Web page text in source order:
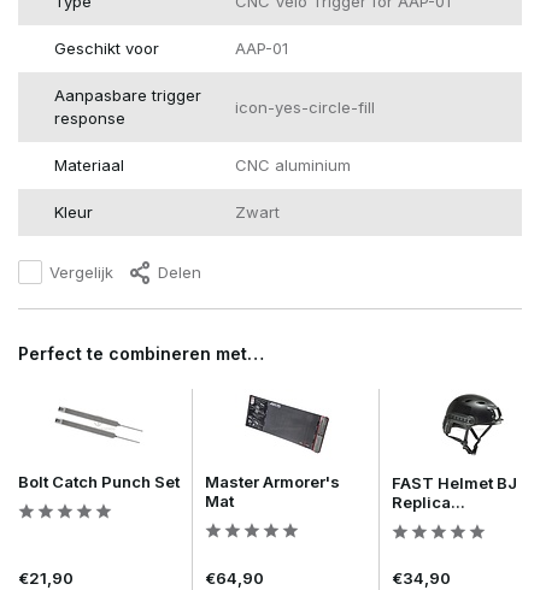
Geschikt voor AAP-01
Aanpasbare trigger
response
icon-yes-circle-fill
Materiaal CNC aluminium
Kleur Zwart
Vergelijk Delen
Perfect te combineren met…
Bolt Catch Punch Set
€21,90
Master Armorer's
Mat
€64,90
FAST Helmet BJ
Replica...
€34,90